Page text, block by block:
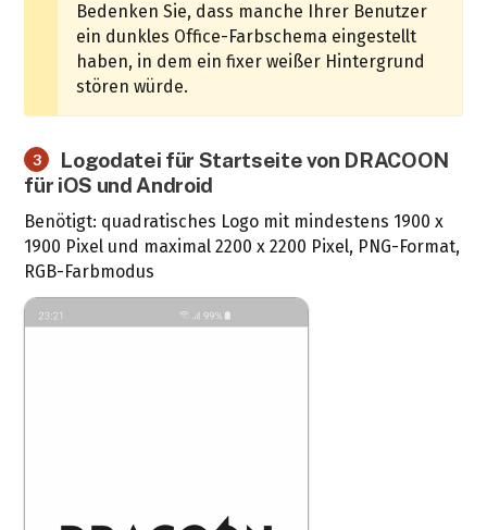
Bedenken Sie, dass manche Ihrer Benutzer
ein dunkles Office-Farbschema eingestellt
haben, in dem ein fixer weißer Hintergrund
stören würde.
3
Logodatei für Startseite von DRACOON
für iOS und Android
Benötigt: quadratisches Logo mit mindestens 1900 x
1900 Pixel und maximal 2200 x 2200 Pixel, PNG-Format,
RGB-Farbmodus